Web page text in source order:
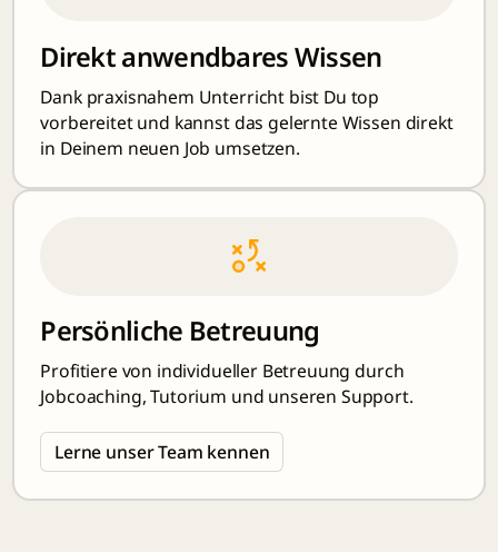
Direkt anwendbares Wissen
Dank praxisnahem Unterricht bist Du top
vorbereitet und kannst das gelernte Wissen direkt
in Deinem neuen Job umsetzen.
Persönliche Betreuung
Profitiere von individueller Betreuung durch
Jobcoaching, Tutorium und unseren Support.
Lerne unser Team kennen